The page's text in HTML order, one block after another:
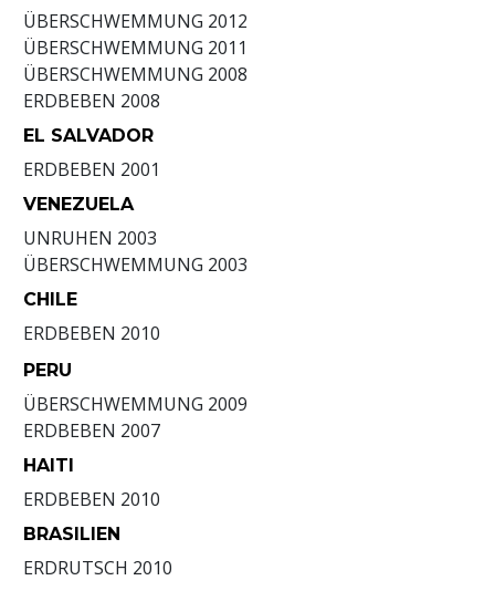
ÜBERSCHWEMMUNG 2012
ÜBERSCHWEMMUNG 2011
ÜBERSCHWEMMUNG 2008
ERDBEBEN 2008
EL SALVADOR
ERDBEBEN 2001
VENEZUELA
UNRUHEN 2003
ÜBERSCHWEMMUNG 2003
CHILE
ERDBEBEN 2010
PERU
ÜBERSCHWEMMUNG 2009
ERDBEBEN 2007
HAITI
ERDBEBEN 2010
BRASILIEN
ERDRUTSCH 2010